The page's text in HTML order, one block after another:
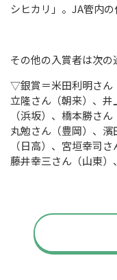
シヒカリ」。 JA管内
その他の入賞者は次の
▽銀賞＝米田利明さん
立隆さん（朝来）、
（浜坂）、橋本勝さ
丸勉さん（豊岡）、
（日高）、宮垣幸司
藤井幸三さん（山東）